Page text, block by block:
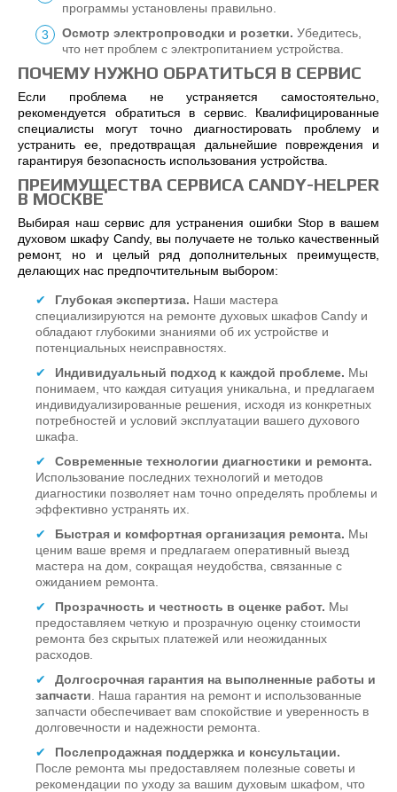
программы установлены правильно.
Осмотр электропроводки и розетки. Убедитесь,
что нет проблем с электропитанием устройства.
ПОЧЕМУ НУЖНО ОБРАТИТЬСЯ В СЕРВИС
Если проблема не устраняется самостоятельно,
рекомендуется обратиться в сервис. Квалифицированные
специалисты могут точно диагностировать проблему и
устранить ее, предотвращая дальнейшие повреждения и
гарантируя безопасность использования устройства.
ПРЕИМУЩЕСТВА СЕРВИСА CANDY-HELPER
В МОСКВЕ
Выбирая наш сервис для устранения ошибки Stop в вашем
духовом шкафу Candy, вы получаете не только качественный
ремонт, но и целый ряд дополнительных преимуществ,
делающих нас предпочтительным выбором:
Глубокая экспертиза. Наши мастера
специализируются на ремонте духовых шкафов Candy и
обладают глубокими знаниями об их устройстве и
потенциальных неисправностях.
Индивидуальный подход к каждой проблеме. Мы
понимаем, что каждая ситуация уникальна, и предлагаем
индивидуализированные решения, исходя из конкретных
потребностей и условий эксплуатации вашего духового
шкафа.
Современные технологии диагностики и ремонта.
Использование последних технологий и методов
диагностики позволяет нам точно определять проблемы и
эффективно устранять их.
Быстрая и комфортная организация ремонта. Мы
ценим ваше время и предлагаем оперативный выезд
мастера на дом, сокращая неудобства, связанные с
ожиданием ремонта.
Прозрачность и честность в оценке работ. Мы
предоставляем четкую и прозрачную оценку стоимости
ремонта без скрытых платежей или неожиданных
расходов.
Долгосрочная гарантия на выполненные работы и
запчасти . Наша гарантия на ремонт и использованные
запчасти обеспечивает вам спокойствие и уверенность в
долговечности и надежности ремонта.
Послепродажная поддержка и консультации.
После ремонта мы предоставляем полезные советы и
рекомендации по уходу за вашим духовым шкафом, что